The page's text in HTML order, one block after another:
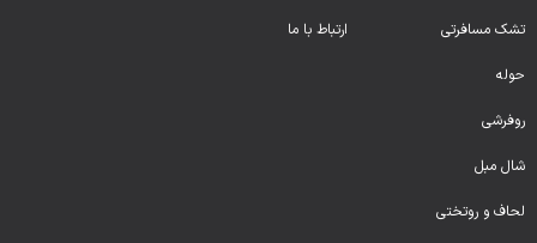
تشک مسافرتی
حوله
روفرشی
شال مبل
لحاف و روتختی
ارتباط با ما